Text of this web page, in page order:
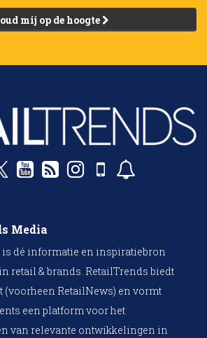
mij op de hoogte
Media
dé informatie en inspiratiebron
retail & brands. RetailTrends biedt
(voorheen RetailNews) en vormt
een platform voor het
van relevante ontwikkelingen in